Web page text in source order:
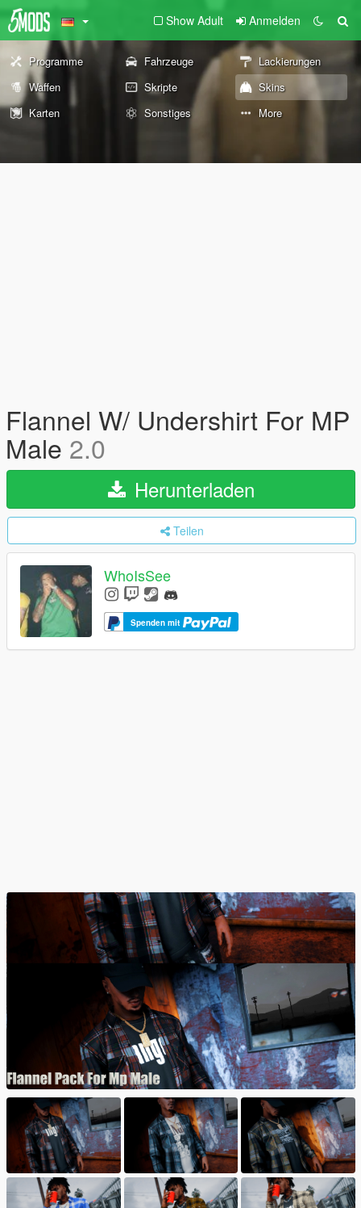
Show Adult Anmelden
Programme Fahrzeuge
Lackierungen
Waffen
Skripte
Skins
Karten
Sonstiges More
Flannel W/ Undershirt For MP
Male 2.0
Herunterladen
Teilen
WhoIsSee
Spenden mit